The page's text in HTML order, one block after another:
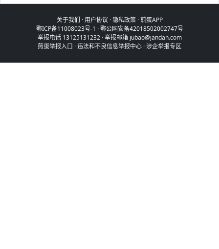
关于我们 ·用户协议 · 隐私政策·煎蛋APP
鄂ICP备11008023号-1 ·鄂公网安备42018502002747号
举报电话 13125131232 · 举报邮箱 jubao@jandan.com
煎蛋举报入口 ·违法和不良信息举报中心 ·涉企举报专区